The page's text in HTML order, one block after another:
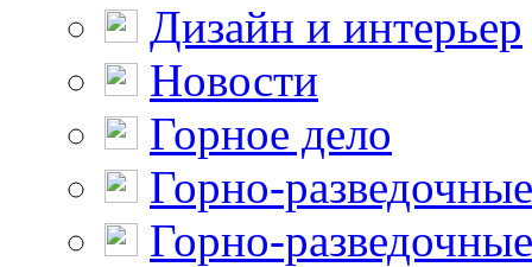
Дизайн и интерьер
Новости
Горное дело
Горно-
Горно-